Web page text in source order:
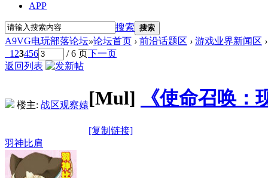
APP
搜索 搜索
A9VG电玩部落论坛»论坛首页 › 前沿话题区 › 游戏业界新闻区 ›
1 23456 / 6 页下一页
返回列表
楼主: 战区观察媴[Mul] 《使命召唤
[复制链接]
羽神比肩